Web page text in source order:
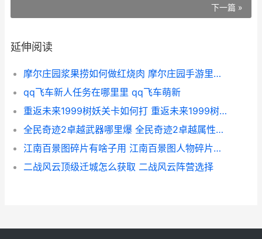
下一篇 »
延伸阅读
摩尔庄园浆果捞如何做红烧肉 摩尔庄园手游里浆果捞
qq飞车新人任务在哪里里 qq飞车萌新
重返未来1999树妖关卡如何打 重返未来1999树洞内
全民奇迹2卓越武器哪里爆 全民奇迹2卓越属性怎么选
江南百景图碎片有啥子用 江南百景图人物碎片作用
二战风云顶级迁城怎么获取 二战风云阵营选择